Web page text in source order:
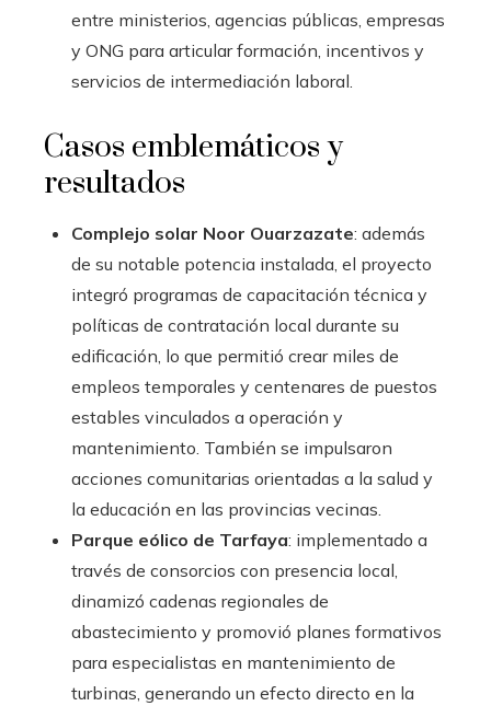
entre ministerios, agencias públicas, empresas
y ONG para articular formación, incentivos y
servicios de intermediación laboral.
Casos emblemáticos y
resultados
Complejo solar Noor Ouarzazate: además
de su notable potencia instalada, el proyecto
integró programas de capacitación técnica y
políticas de contratación local durante su
edificación, lo que permitió crear miles de
empleos temporales y centenares de puestos
estables vinculados a operación y
mantenimiento. También se impulsaron
acciones comunitarias orientadas a la salud y
la educación en las provincias vecinas.
Parque eólico de Tarfaya: implementado a
través de consorcios con presencia local,
dinamizó cadenas regionales de
abastecimiento y promovió planes formativos
para especialistas en mantenimiento de
turbinas, generando un efecto directo en la